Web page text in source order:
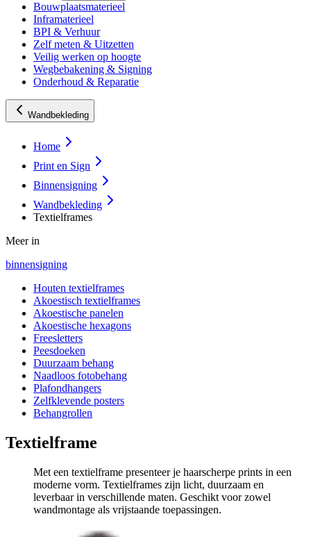
Bouwplaatsmaterieel
Inframaterieel
BPI & Verhuur
Zelf meten & Uitzetten
Veilig werken op hoogte
Wegbebakening & Signing
Onderhoud & Reparatie
Wandbekleding
Home
Print en Sign
Binnensigning
Wandbekleding
Textielframes
Meer in
binnensigning
Houten textielframes
Akoestisch textielframes
Akoestische panelen
Akoestische hexagons
Freesletters
Peesdoeken
Duurzaam behang
Naadloos fotobehang
Plafondhangers
Zelfklevende posters
Behangrollen
Textielframe
Met een textielframe presenteer je haarscherpe prints in een
moderne vorm. Textielframes zijn licht, duurzaam en
leverbaar in verschillende maten. Geschikt voor zowel
wandmontage als vrijstaande toepassingen.